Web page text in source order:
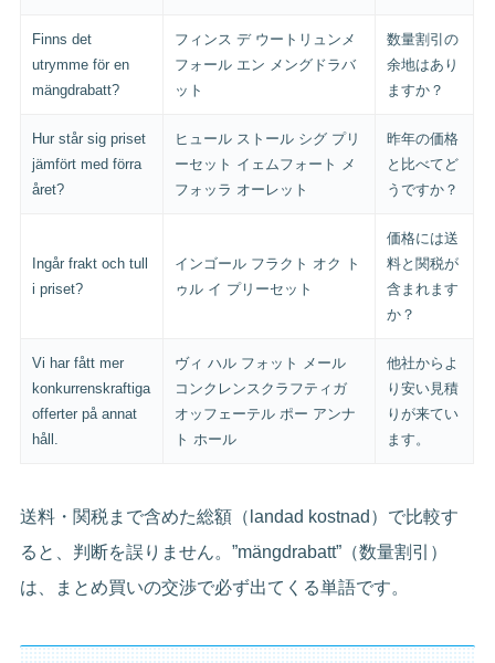
Finns det
utrymme för en
mängdrabatt?
フィンス デ ウートリュンメ
フォール エン メングドラバ
ット
数量割引の
余地はあり
ますか？
Hur står sig priset
jämfört med förra
året?
ヒュール ストール シグ プリ
ーセット イェムフォート メ
フォッラ オーレット
昨年の価格
と比べてど
うですか？
Ingår frakt och tull
i priset?
インゴール フラクト オク ト
ゥル イ プリーセット
価格には送
料と関税が
含まれます
か？
Vi har fått mer
konkurrenskraftiga
offerter på annat
håll.
ヴィ ハル フォット メール
コンクレンスクラフティガ
オッフェーテル ポー アンナ
ト ホール
他社からよ
り安い見積
りが来てい
ます。
送料・関税まで含めた総額（landad kostnad）で比較す
ると、判断を誤りません。”mängdrabatt”（数量割引）
は、まとめ買いの交渉で必ず出てくる単語です。